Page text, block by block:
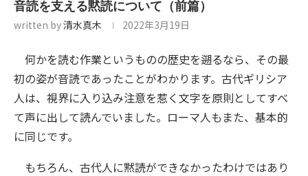
音読を支える黙読について（前篇）
written by清水真木 2022年3月19日
何かを読む作業というものの歴史を遡るなら、その最
初の姿が音読であったことがわかります。古代ギリシア
人は、視界に入り込み注意を惹く文字を原則としてすべ
て声に出して読んでいました。ローマ人もまた、基本的
に同じです。
もちろん、古代人に黙読ができなかったわけではあり